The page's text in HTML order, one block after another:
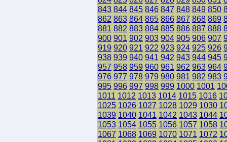
843 844 845 846 847 848 849 850
862 863 864 865 866 867 868 869
881 882 883 884 885 886 887 888
900 901 902 903 904 905 906 907
919 920 921 922 923 924 925 926
938 939 940 941 942 943 944 945
957 958 959 960 961 962 963 964
976 977 978 979 980 981 982 983
995 996 997 998 999 1000 1001
1011 1012 1013 1014 1015 1016
1025 1026 1027 1028 1029 1030
1039 1040 1041 1042 1043 1044
1053 1054 1055 1056 1057 1058
1067 1068 1069 1070 1071 1072